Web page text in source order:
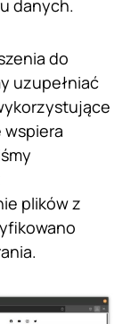
danych.
do
uzupełniać
wspiera
plików z